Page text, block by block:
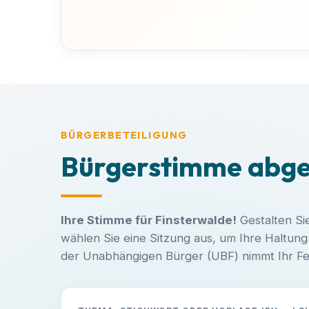
BÜRGERBETEILIGUNG
Bürgerstimme
Ihre Stimme für Finsterwalde! Gestalten
wählen Sie eine Sitzung aus, um Ihre
der Unabhängigen Bürger (UBF) nimmt Ihr